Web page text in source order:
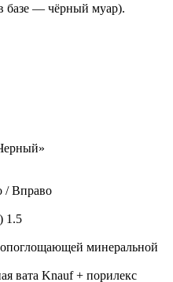
базе — чёрный муар).
/ Вправо
1.5
минеральной
вата Knauf + порилекс